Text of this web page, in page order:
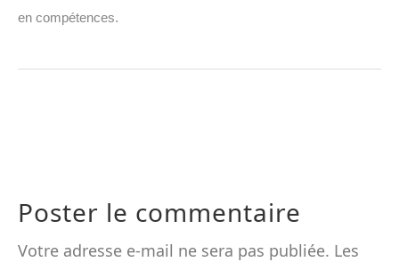
en compétences.
Poster le commentaire
Votre adresse e-mail ne sera pas publiée. Les